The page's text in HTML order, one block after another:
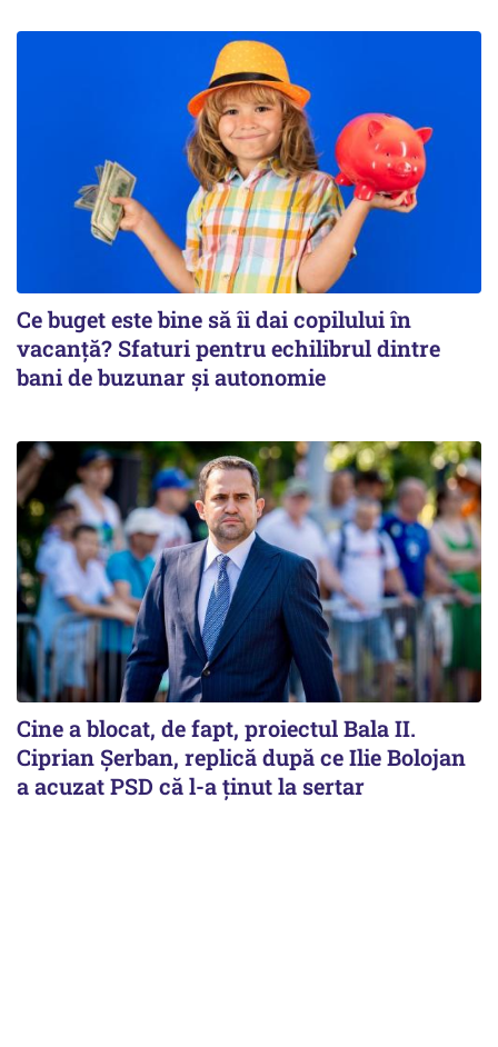
Ce buget este bine să îi dai copilului în
vacanță? Sfaturi pentru echilibrul dintre
bani de buzunar și autonomie
Cine a blocat, de fapt, proiectul Bala II.
Ciprian Șerban, replică după ce Ilie Bolojan
a acuzat PSD că l-a ținut la sertar